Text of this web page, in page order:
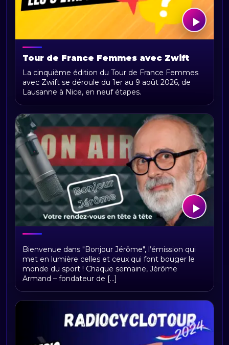
Tour de France Femmes avec Zwift
2026 : parcours, étapes, calendrier et
actualités
La cinquième édition du Tour de France Femmes
avec Zwift se déroule du 1er au 9 août 2026, de
Lausanne à Nice, en neuf étapes.
Bonjour Jerome
Bienvenue dans "Bonjour Jérôme", l’émission qui
met en lumière celles et ceux qui font bouger le
monde du sport ! Chaque semaine, Jérôme
Armand – fondateur de [...]